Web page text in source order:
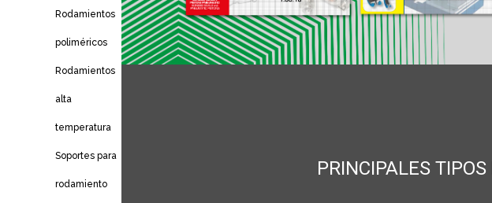
Rodamientos
poliméricos
Rodamientos
alta
temperatura
Soportes para
rodamiento
PRINCIPALES TIPOS